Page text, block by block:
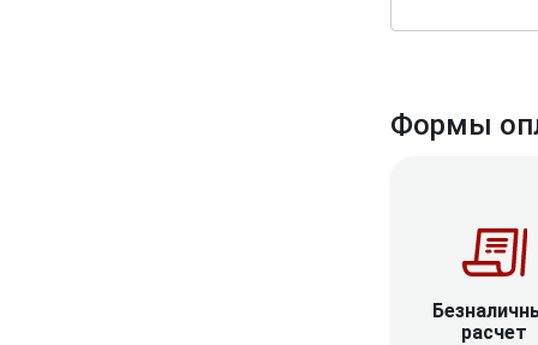
Формы
расчет